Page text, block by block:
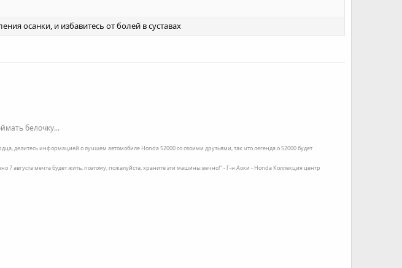
осанки, и избавитесь от болей в суставах
белочку...
делитесь информацией о лучшем автомобиле Honda S2000 со своими друзьями, так что легенда о S2000 будет
7 августа мечта будет жить, поэтому, пожалуйста, храните эти машины вечно!" - Г-н Аоки - Honda Коллекция центр